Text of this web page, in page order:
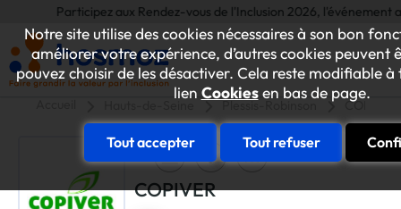
Notre site utilise des cookies nécessaires à son bon
améliorer votre expérience, d’autres cookies peuvent
pouvez choisir de les désactiver. Cela reste modifiable
lien Cookiesen bas de page.
Tout accepter Tout refuser
Participez aux Rendez-vous de l'Inclusion 2026, l'événement
Plessis-Robinson COPIVER
COPIVER